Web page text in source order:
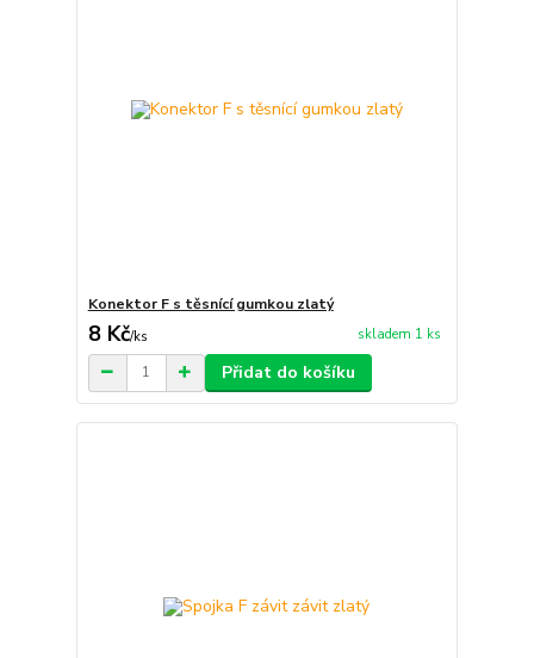
Konektor F s těsnící gumkou zlatý
8 Kč/ks skladem 1 ks
Přidat do košíku